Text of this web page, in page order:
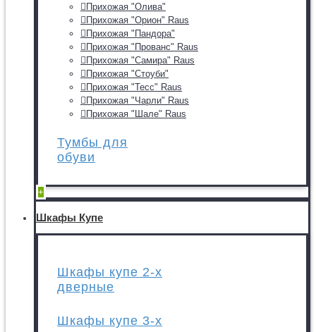
Прихожая "Олива"
Прихожая "Орион" Raus
Прихожая "Пандора"
Прихожая "Прованс" Raus
Прихожая "Самира" Raus
Прихожая "Стоуби"
Прихожая "Тесс" Raus
Прихожая "Чарли" Raus
Прихожая "Шале" Raus
Тумбы для
обуви
+
Шкафы Купе
Шкафы купе 2-х
дверные
Шкафы купе 3-х